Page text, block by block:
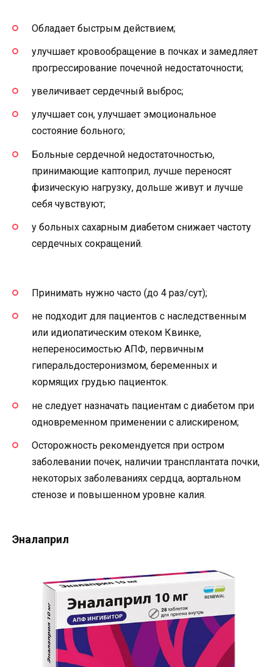
Обладает быстрым действием;
улучшает кровообращение в почках и замедляет
прогрессирование почечной недостаточности;
увеличивает сердечный выброс;
улучшает сон, улучшает эмоциональное
состояние больного;
Больные сердечной недостаточностью,
принимающие каптоприл, лучше переносят
физическую нагрузку, дольше живут и лучше
себя чувствуют;
у больных сахарным диабетом снижает частоту
сердечных сокращений.
Принимать нужно часто (до 4 раз/сут);
не подходит для пациентов с наследственным
или идиопатическим отеком Квинке,
непереносимостью АПФ, первичным
гиперальдостеронизмом, беременных и
кормящих грудью пациенток.
не следует назначать пациентам с диабетом при
одновременном применении с алискиреном;
Осторожность рекомендуется при остром
заболевании почек, наличии трансплантата почки,
некоторых заболеваниях сердца, аортальном
стенозе и повышенном уровне калия.
Эналаприл